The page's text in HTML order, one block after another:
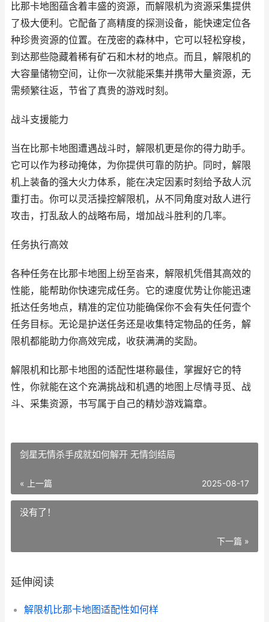
比那卡地图蕴含着丰盛的资源，而解限机为资源采集提供
了极大便利。它配备了高精度的探测设备，能快速定位各
种珍贵资源的位置。在茂密的森林中，它可以轻松穿梭，
到达那些隐藏着稀有矿石和木材的地点。而且，解限机的
大容量储物空间，让你一次就能采集并携带大量资源，无
需频繁往返，节省了真贵的游戏时刻。
战斗支援能力
当在比那卡地图遭遇战斗时，解限机更是你的得力助手。
它可以作为移动掩体，为你提供可靠的防护。同时，解限
机上装备的强大火力体系，能在决定因素时刻给予敌人沉
重打击。你可以灵活操控解限机，从不同角度对敌人进行
攻击，打乱敌人的战略布局，增加战斗胜利的几率。
任务执行高效
各种任务在比那卡地图上纷至沓来，解限机凭借其高效的
性能，能帮助你快速完成任务。它的速度优势让你能迅速
抵达任务地点，精准的定位功能确保你不会有失任何壹个
任务目标。无论是护送任务还是收集特定物品的任务，解
限机都能助力你高效完成，收获满满的奖励。
解限机和比那卡地图的适配性堪称最佳，掌握好它的特
性，你就能在这个充满挑战和机遇的地图上尽情寻觅、战
斗、采集资源，书写属于自己的精妙游戏篇章。
剑星无情杀手成就如何解开 无情剑结局
« 上一篇 2025-08-17
没有了！
下一篇 »
延伸阅读
解限机比那卡地图适配性如何样